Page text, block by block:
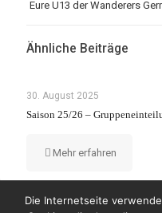
Eure U13 der Wanderers
Ähnliche Beiträge
30. August 2025
Saison 25/26 –
Mehr erfahren
Die Internetseite